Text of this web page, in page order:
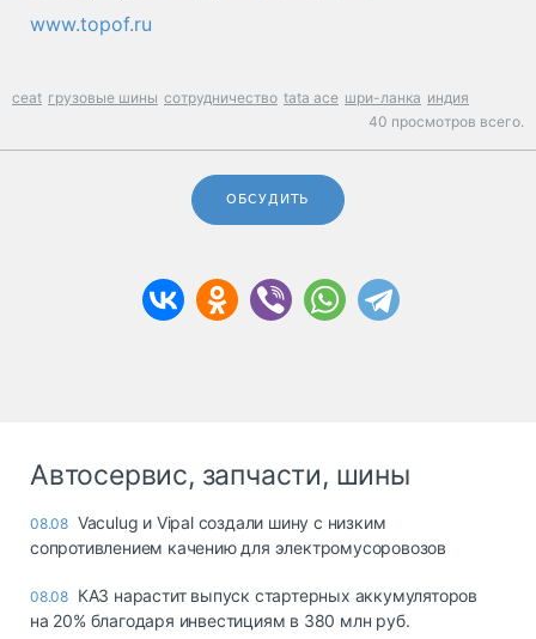
www.topof.ru
ceat грузовые шины сотрудничество tata ace шри-ланка индия
40 просмотров всего.
ОБСУДИТЬ
Автосервис, запчасти, шины
08.08 Vaculug и Vipal создали шину с низким
сопротивлением качению для электромусоровозов
08.08 КАЗ нарастит выпуск стартерных аккумуляторов
на 20% благодаря инвестициям в 380 млн руб.